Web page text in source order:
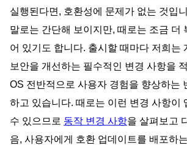
실행된다면, 호환성에 문제가 없는 것입
말로는 간단해 보이지만, 때로는 조금 더
어 있기도 합니다. 출시할 때마다 저희는
보안을 개선하는 필수적인 변경 사항을
OS 전반적으로 사용자 경험을 향상하는
하고 있습니다. 때로는 이런 변경 사항이
수 있으므로 동작 변경 사항을 살펴보고
음, 사용자에게 호환 업데이트를 배포하